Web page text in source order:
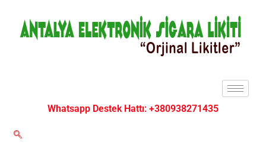
Whatsapp Destek Hattı: +380938271435